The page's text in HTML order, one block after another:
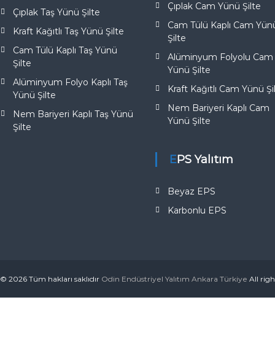
Çıplak Taş Yünü Şilte
Kraft Kağıtlı Taş Yünü Şilte
Cam Tülü Kaplı Taş Yünü
Şilte
Alüminyum Folyo Kaplı Taş
Yünü Şilte
Nem Bariyeri Kaplı Taş Yünü
Şilte
Çıplak Cam Yünü Şilte
Cam Tülü Kaplı Cam
Şilte
Alüminyum Folyolu Cam
Yünü Şilte
Kraft Kağıtlı Cam Yünü
Nem Bariyeri Kaplı Cam
Yünü Şilte
EPS Yalıtım
Beyaz EPS
Karbonlu EPS
© 2026 Tüm hakları saklıdır Odin Endüstriyel Yalıtım Ankara Türkiye All